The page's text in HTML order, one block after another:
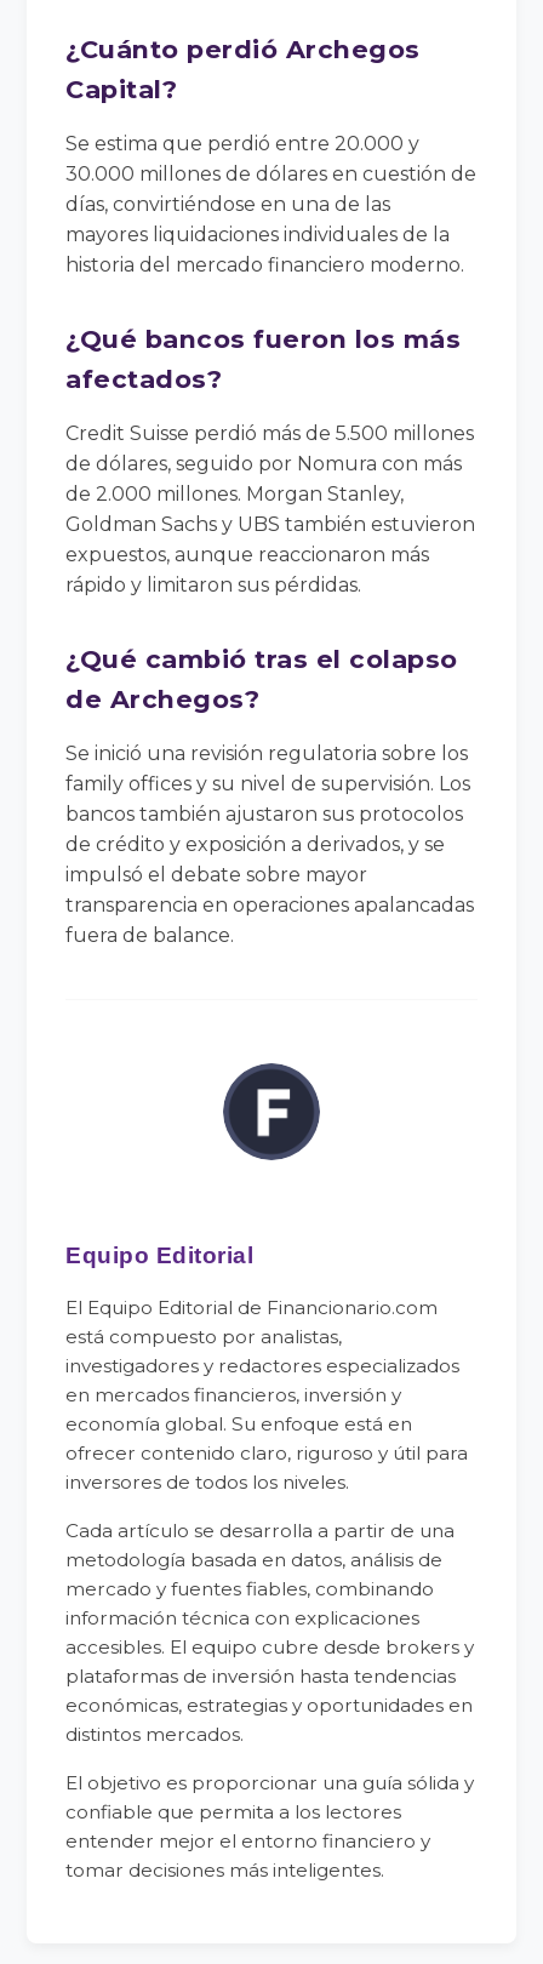
¿Cuánto perdió Archegos
Capital?
Se estima que perdió entre 20.000 y
30.000 millones de dólares en cuestión de
días, convirtiéndose en una de las
mayores liquidaciones individuales de la
historia del mercado financiero moderno.
¿Qué bancos fueron los más
afectados?
Credit Suisse perdió más de 5.500 millones
de dólares, seguido por Nomura con más
de 2.000 millones. Morgan Stanley,
Goldman Sachs y UBS también estuvieron
expuestos, aunque reaccionaron más
rápido y limitaron sus pérdidas.
¿Qué cambió tras el colapso
de Archegos?
Se inició una revisión regulatoria sobre los
family offices y su nivel de supervisión. Los
bancos también ajustaron sus protocolos
de crédito y exposición a derivados, y se
impulsó el debate sobre mayor
transparencia en operaciones apalancadas
fuera de balance.
Equipo Editorial
El Equipo Editorial de Financionario.com
está compuesto por analistas,
investigadores y redactores especializados
en mercados financieros, inversión y
economía global. Su enfoque está en
ofrecer contenido claro, riguroso y útil para
inversores de todos los niveles.
Cada artículo se desarrolla a partir de una
metodología basada en datos, análisis de
mercado y fuentes fiables, combinando
información técnica con explicaciones
accesibles. El equipo cubre desde brokers y
plataformas de inversión hasta tendencias
económicas, estrategias y oportunidades en
distintos mercados.
El objetivo es proporcionar una guía sólida y
confiable que permita a los lectores
entender mejor el entorno financiero y
tomar decisiones más inteligentes.